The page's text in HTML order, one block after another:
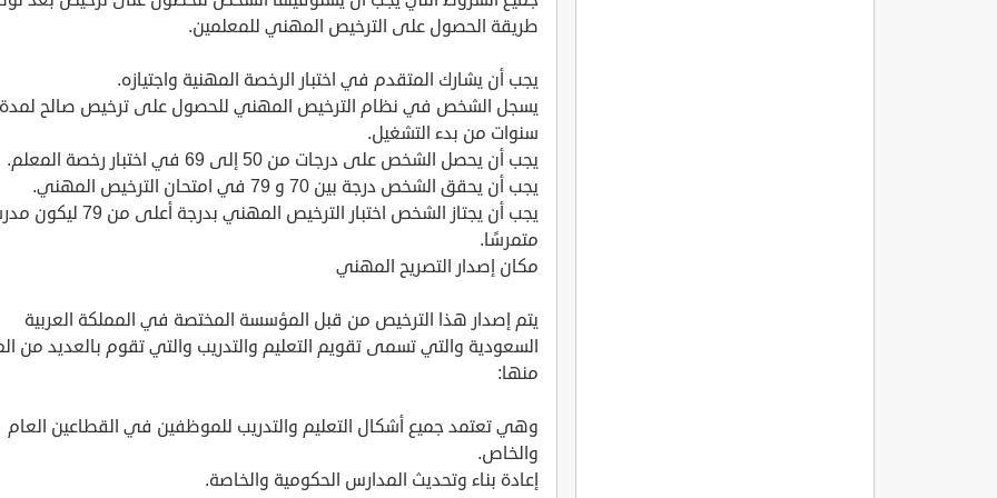
طريقة الحصول على الترخيص المهني للمعلمين.
يجب أن يشارك المتقدم في اختبار الرخصة المهنية واجتيازه.
يسجل الشخص في نظام الترخيص المهني للحصول على ترخيص صالح لمدة
سنوات من بدء التشغيل.
يجب أن يحصل الشخص على درجات من 50 إلى 69 في اختبار رخصة المعلم.
يجب أن يحقق الشخص درجة بين 70 و 79 في امتحان الترخيص المهني.
يجب أن يجتاز الشخص اختبار الترخيص المهني بدرجة أعلى
متمرسًا.
مكان إصدار التصريح المهني
يتم إصدار هذا الترخيص من قبل المؤسسة المختصة في المملكة العربية
السعودية والتي تسمى تقويم التعليم والتدريب والتي تقوم بالعديد من
منها:
وهي تعتمد جميع أشكال التعليم والتدريب للموظفين في القطاعين العام
والخاص.
إعادة بناء وتحديث المدارس الحكومية والخاصة.